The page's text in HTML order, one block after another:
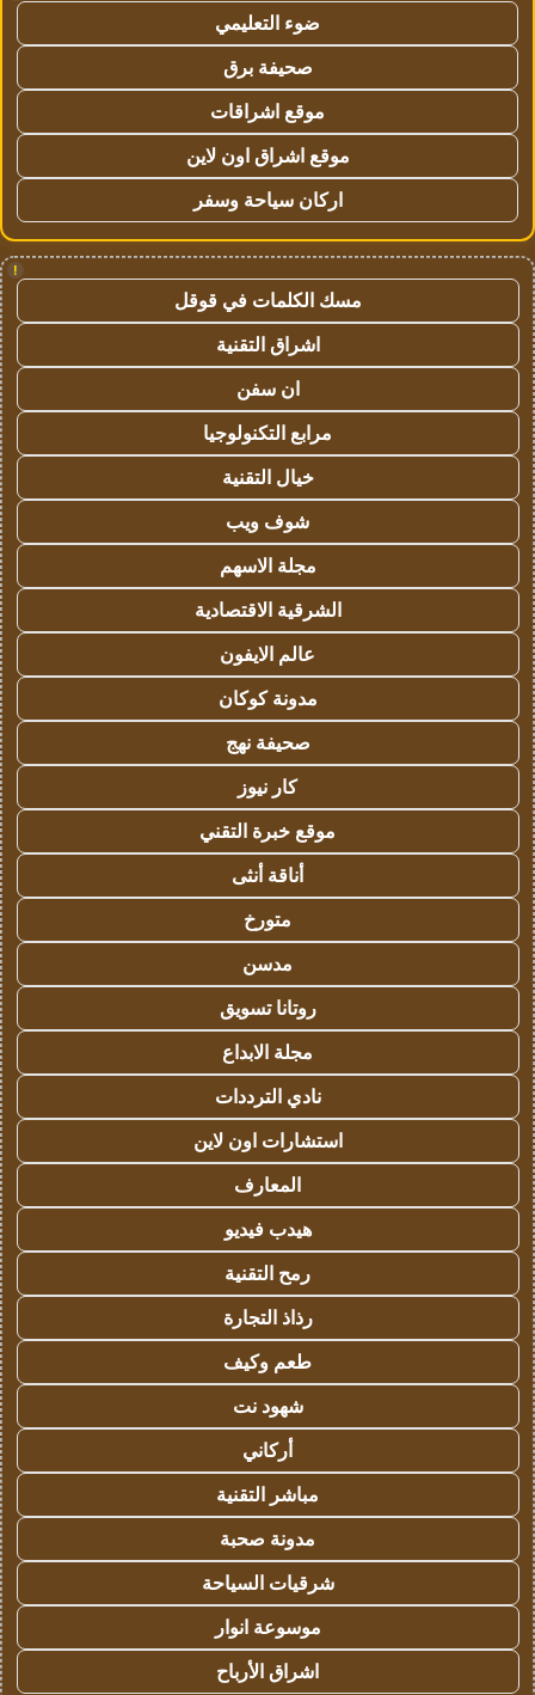
ضوء التعليمي
صحيفة برق
موقع اشراقات
موقع اشراق اون لاين
اركان سياحة وسفر
!
مسك الكلمات في قوقل
اشراق التقنية
ان سفن
مرابع التكنولوجيا
خيال التقنية
شوف ويب
مجلة الاسهم
الشرقية الاقتصادية
عالم الايفون
مدونة كوكان
صحيفة نهج
كار نيوز
موقع خبرة التقني
أناقة أنثى
متورخ
مدسن
روتانا تسويق
مجلة الابداع
نادي الترددات
استشارات اون لاين
المعارف
هيدب فيديو
رمح التقنية
رذاذ التجارة
طعم وكيف
شهود نت
أركاني
مباشر التقنية
مدونة صحبة
شرقيات السياحة
موسوعة انوار
اشراق الأرباح